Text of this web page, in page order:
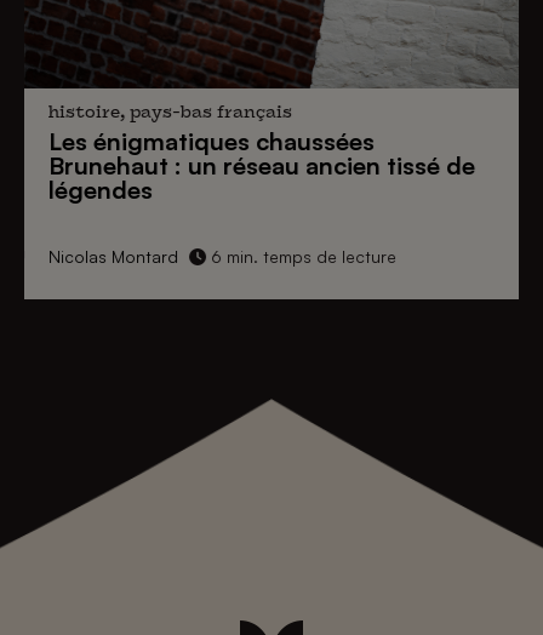
histoire, pays-bas français
Les énigmatiques chaussées
Brunehaut : un réseau ancien tissé de
légendes
Nicolas Montard 6 min. temps de lecture